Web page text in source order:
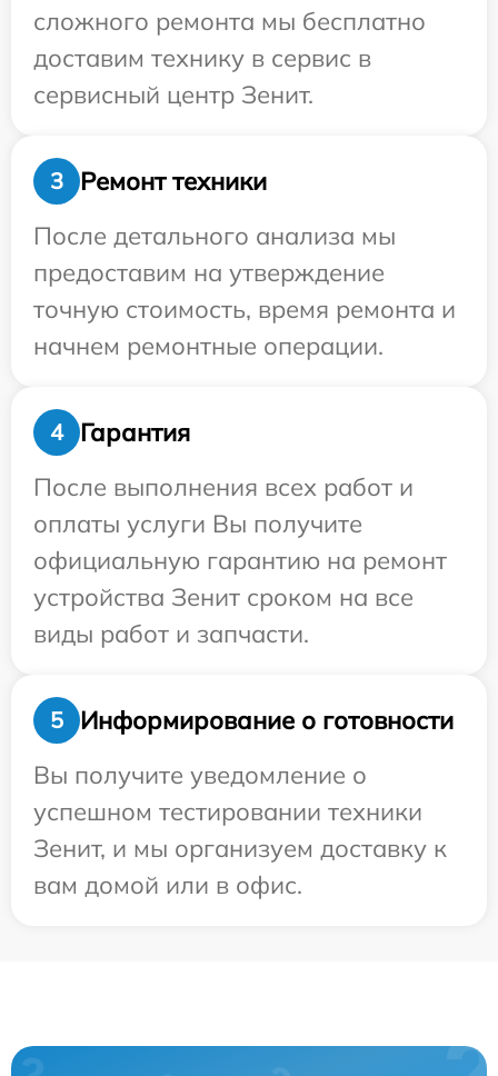
сложного ремонта мы бесплатно
доставим технику в сервис в
сервисный центр Зенит.
3
Ремонт техники
После детального анализа мы
предоставим на утверждение
точную стоимость, время ремонта и
начнем ремонтные операции.
4
Гарантия
После выполнения всех работ и
оплаты услуги Вы получите
официальную гарантию на ремонт
устройства Зенит сроком на все
виды работ и запчасти.
5
Информирование о готовности
Вы получите уведомление о
успешном тестировании техники
Зенит, и мы организуем доставку к
вам домой или в офис.